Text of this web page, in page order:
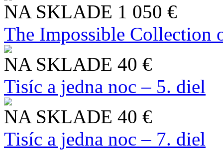
NA SKLADE 1 050 €
The Impossible Collection
NA SKLADE 40 €
Tisíc a jedna noc – 5. diel
NA SKLADE 40 €
Tisíc a jedna noc – 7. diel